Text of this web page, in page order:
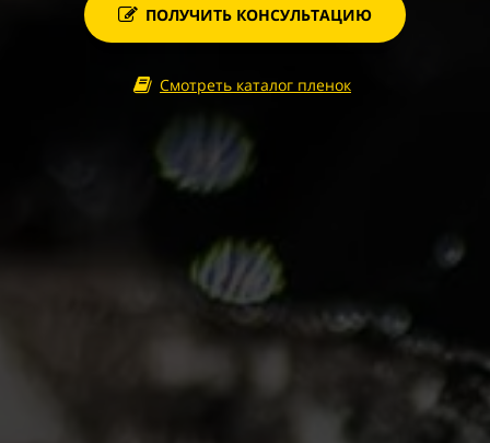
ПОЛУЧИТЬ КОНСУЛЬТАЦИЮ
Смотреть каталог пленок